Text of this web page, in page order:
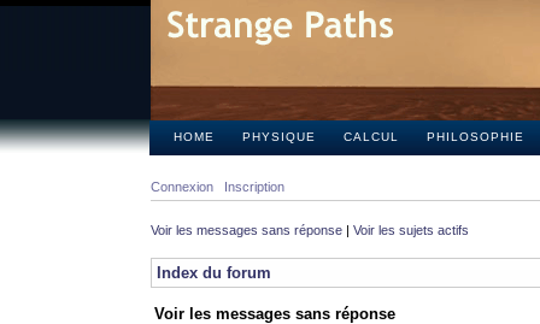
HOME PHYSIQUE CALCUL PHILOSOPHIE
Connexion Inscription
Voir les messages sans réponse | Voir les sujets actifs
Index du forum
Voir les messages sans réponse